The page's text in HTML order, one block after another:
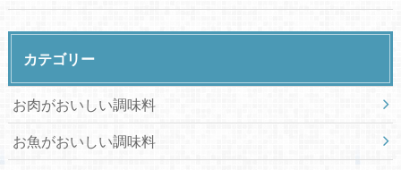
カテゴリー
お肉がおいしい調味料
お魚がおいしい調味料